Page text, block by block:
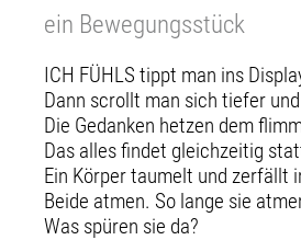
ein Bewegungsstück
ICH FÜHLS tippt man ins
Dann scrollt man sich tiefer
Die Gedanken hetzen dem
Das alles findet gleichzeitig
Ein Körper taumelt und zerfällt
Beide atmen. So lange sie
Was spüren sie da?